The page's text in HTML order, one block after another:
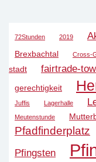
72Stunden 2019
Brexbachtal Cross-
stadt
fairtrade-
gerechtigkeit
Juffis Lagerhalle
Meutenstunde
Pfadfinderplatz
Pfingsten